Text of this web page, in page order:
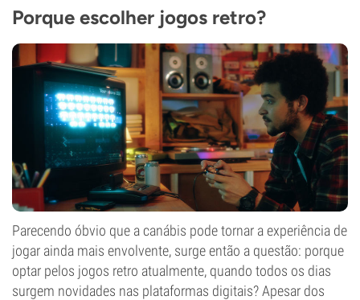
Porque escolher jogos retro?
Parecendo óbvio que a canábis pode tornar a experiência de
jogar ainda mais envolvente, surge então a questão: porque
optar pelos jogos retro atualmente, quando todos os dias
surgem novidades nas plataformas digitais? Apesar dos